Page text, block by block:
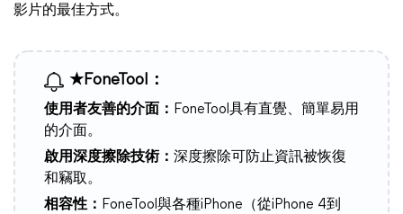
影片的最佳方式。
★FoneTool：
使用者友善的介面： FoneTool具有直覺、簡單易用
的介面。
啟用深度擦除技術： 深度擦除可防止資訊被恢復
和竊取。
相容性： FoneTool與各種iPhone（從iPhone 4到